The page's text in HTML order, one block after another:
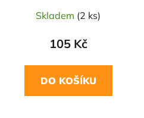
Skladem (2 ks)
105 Kč
DO KOŠÍKU